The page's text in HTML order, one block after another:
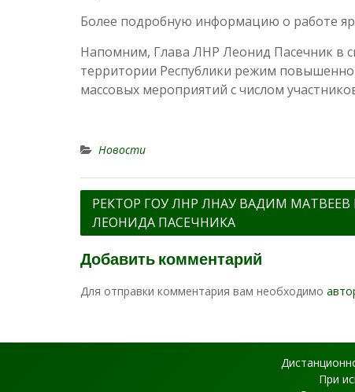
Более подробную информацию о работе
Напомним, Глава ЛНР Леонид Пасечник в
территории Республики режим
массовых мероприятий с числом
Новости
РЕКТОР ГОУ ЛНР ЛНАУ ВАДИМ
ЛЕОНИДА ПАСЕЧНИКА
Добавить комментарий
Для отправки комментария вам необходимо
При